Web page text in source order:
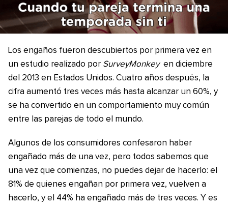
Los engaños fueron descubiertos por primera vez en
un estudio realizado por SurveyMonkey en diciembre
del 2013 en Estados Unidos. Cuatro años después, la
cifra aumentó tres veces más hasta alcanzar un 60%, y
se ha convertido en un comportamiento muy común
entre las parejas de todo el mundo.
Algunos de los consumidores confesaron haber
engañado más de una vez, pero todos sabemos que
una vez que comienzas, no puedes dejar de hacerlo: el
81% de quienes engañan por primera vez, vuelven a
hacerlo, y el 44% ha engañado más de tres veces. Y es